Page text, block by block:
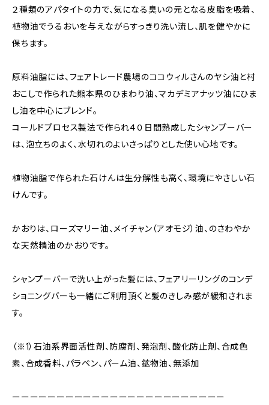
２種類のアパタイトの力で、気になる臭いの元となる皮脂を吸着、
植物油でうるおいを与えながらすっきり洗い流し、肌を健やかに
保ちます。
原料油脂には、フェアトレード農場のココウィルさんのヤシ油と村
おこしで作られた熊本県のひまわり油、マカデミアナッツ油にひま
し油を中心にブレンド。
コールドプロセス製法で作られ４０日間熟成したシャンプーバー
は、泡立ちのよく、水切れのよいさっぱりとした使い心地です。
植物油脂で作られた石けんは生分解性も高く、環境にやさしい石
けんです。
かおりは、ローズマリー油、メイチャン（アオモジ）油、のさわやか
な天然精油のかおりです。
シャンプーバーで洗い上がった髪には、フェアリーリングのコンデ
ショニングバーも一緒にご利用頂くと髪のきしみ感が緩和されま
す。
（※1）石油系界面活性剤、防腐剤、発泡剤、酸化防止剤、合成色
素、合成香料、パラペン、パーム油、鉱物油、無添加
ーーーーーーーーーーーーーーーーーーーーーーーー